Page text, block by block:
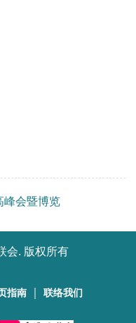
峰会暨博览
会. 版权所有
指南 联络我们